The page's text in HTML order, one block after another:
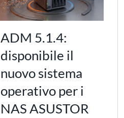
ADM 5.1.4:
disponibile il
nuovo sistema
operativo per i
NAS ASUSTOR